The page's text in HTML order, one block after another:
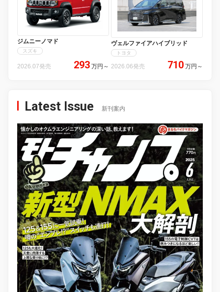
ジムニーノマド
スズキ
2026.07発売 293 万円 ～
ヴェルファイアハイブリッド
トヨタ
2026.06発売 710 万円 ～
Latest Issue 新刊案内